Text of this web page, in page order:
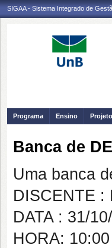
SIGAA - Sistema Integrado de
Programa Ensino
Banca de
Uma banca
DISCENTE :
DATA : 31/
HORA: 10:00